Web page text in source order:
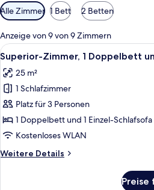
Verfügbare
Filter
für
Zimmer
Alle Zimmer 1 Bett 2 Betten
Anzeige von 9 von 9 Zimmern
Alle
Fotos
für
Superior-
Zimmer,
1 Doppelbett
und
anzeigen
Ein
7
Superior-Zimmer, 1 Doppelbett
25 m²
1 Schlafzimmer
Platz für 3 Personen
1 Doppelbett und 1 Einzel-Schlafsofa
Kostenloses WLAN
Weitere Details
Weitere
Preise